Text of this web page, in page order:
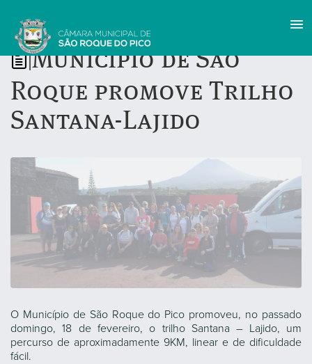
Município de São
Roque promove Trilho
Santana-Lajido
O Município de São Roque do Pico promoveu, no passado
domingo, 18 de fevereiro, o trilho Santana – Lajido, um
percurso de aproximadamente 9KM, linear e de dificuldade
fácil.